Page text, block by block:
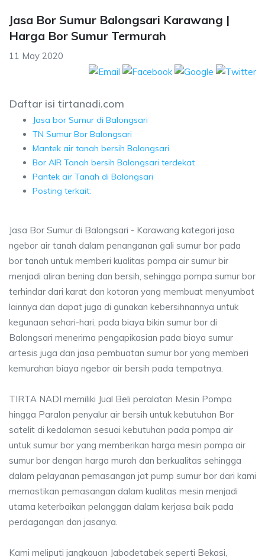
Jasa Bor Sumur Balongsari Karawang |
Harga Bor Sumur Termurah
11 May 2020
Daftar isi tirtanadi.com
Jasa bor Sumur di Balongsari
TN Sumur Bor Balongsari
Mantek air tanah bersih Balongsari
Bor AIR Tanah bersih Balongsari terdekat
Pantek air Tanah di Balongsari
Posting terkait:
Jasa Bor Sumur di Balongsari - Karawang kategori jasa
ngebor air tanah dalam penanganan gali sumur bor pada
bor tanah untuk memberi kualitas pompa air sumur bir
menjadi aliran bening dan bersih, sehingga pompa sumur bor
terhindar dari karat dan kotoran yang membuat menyumbat
lainnya dan dapat juga di gunakan kebersihnannya untuk
kegunaan sehari-hari, pada biaya bikin sumur bor di
Balongsari menerima pengapikasian pada biaya sumur
artesis juga dan jasa pembuatan sumur bor yang memberi
kemurahan biaya ngebor air bersih pada tempatnya.
TIRTA NADI memiliki Jual Beli peralatan Mesin Pompa
hingga Paralon penyalur air bersih untuk kebutuhan Bor
satelit di kedalaman sesuai kebutuhan pada pompa air
untuk sumur bor yang memberikan harga mesin pompa air
sumur bor dengan harga murah dan berkualitas sehingga
dalam pelayanan pemasangan jat pump sumur bor dari kami
memastikan pemasangan dalam kualitas mesin menjadi
utama keterbaikan pelanggan dalam kerjasa baik pada
perdagangan dan jasanya.
Kami meliputi jangkauan Jabodetabek seperti Bekasi,